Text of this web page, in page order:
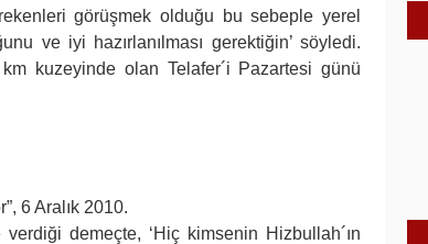
görüşmek olduğu bu sebeple yerel
ve iyi hazırlanılması gerektiğin’ söyledi.
kuzeyinde olan Telafer´i Pazartesi günü
6 Aralık 2010.
demeçte, ‘Hiç kimsenin Hizbullah´ın